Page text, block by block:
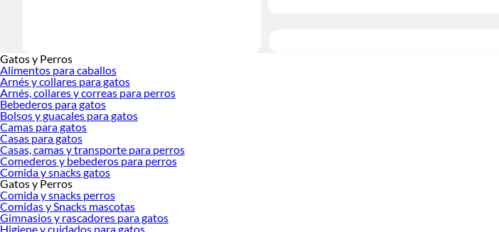
Gatos y Perros
Alimentos para caballos
Arnés y collares para gatos
Arnés, collares y correas para perros
Bebederos para gatos
Bolsos y guacales para gatos
Camas para gatos
Casas para gatos
Casas, camas y transporte para perros
Comederos y bebederos para perros
Comida y snacks gatos
Gatos y Perros
Comida y snacks perros
Comidas y Snacks mascotas
Gimnasios y rascadores para gatos
Higiene y cuidados para gatos